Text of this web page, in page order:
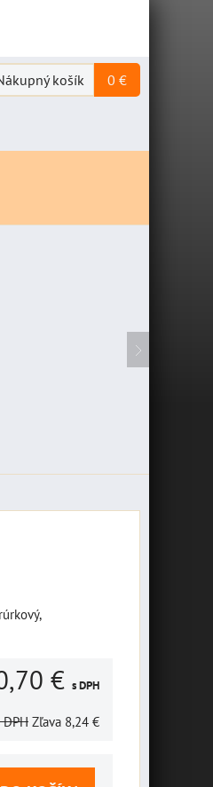
košík 0 €
€ s DPH
DPHZľava 8,24 €